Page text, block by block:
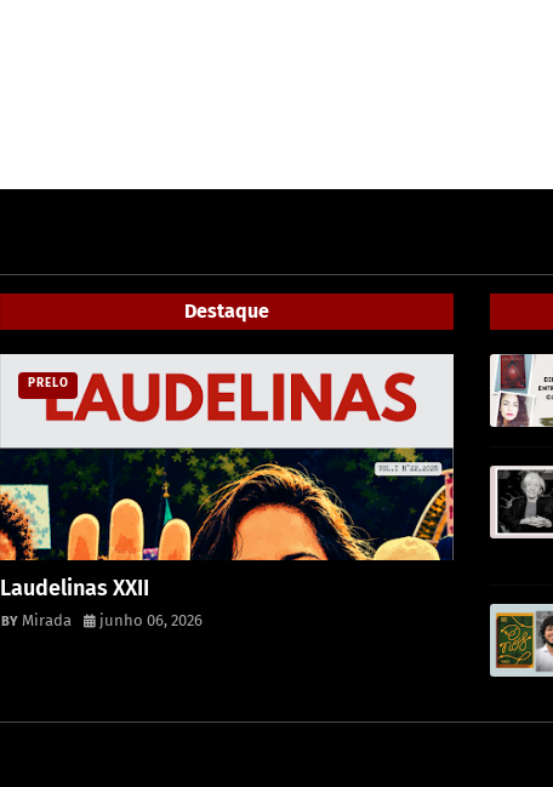
Destaque
PRELO
Laudelinas XXII
Mirada junho 06, 2026